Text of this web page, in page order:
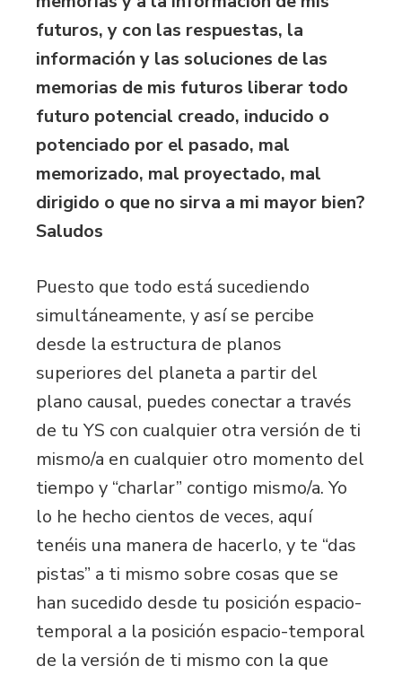
futuros, y con las respuestas, la
información y las soluciones de las
memorias de mis futuros liberar todo
futuro potencial creado, inducido o
potenciado por el pasado, mal
memorizado, mal proyectado, mal
dirigido o que no sirva a mi mayor bien?
Saludos
Puesto que todo está sucediendo
simultáneamente, y así se percibe
desde la estructura de planos
superiores del planeta a partir del
plano causal, puedes conectar a través
de tu YS con cualquier otra versión de ti
mismo/a en cualquier otro momento del
tiempo y “charlar” contigo mismo/a. Yo
lo he hecho cientos de veces, aquí
tenéis una manera de hacerlo, y te “das
pistas” a ti mismo sobre cosas que se
han sucedido desde tu posición espacio-
temporal a la posición espacio-temporal
de la versión de ti mismo con la que